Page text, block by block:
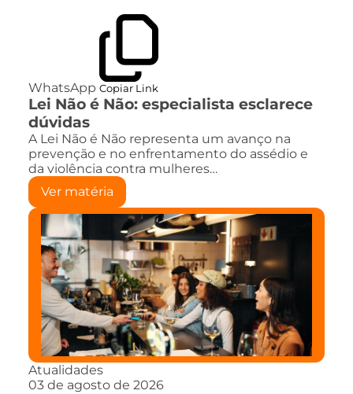
WhatsApp Copiar Link
Lei Não é Não: especialista esclarece
dúvidas
A Lei Não é Não representa um avanço na
prevenção e no enfrentamento do assédio e
da violência contra mulheres…
Ver matéria
Atualidades
03 de agosto de 2026